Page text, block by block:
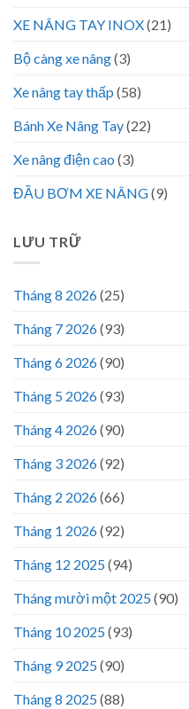
XE NÂNG TAY INOX(21)
Bộ càng xe nâng(3)
Xe nâng tay thấp (58)
Bánh Xe Nâng Tay(22)
Xe nâng điện cao (3)
ĐẦU BƠM XE NÂNG(9)
LƯU TRỮ
Tháng 8 2026(25)
Tháng 7 2026(93)
Tháng 6 2026(90)
Tháng 5 2026(93)
Tháng 4 2026(90)
Tháng 3 2026(92)
Tháng 2 2026(66)
Tháng 1 2026(92)
Tháng 12 2025(94)
Tháng mười một 2025(90)
Tháng 10 2025(93)
Tháng 9 2025(90)
Tháng 8 2025(88)